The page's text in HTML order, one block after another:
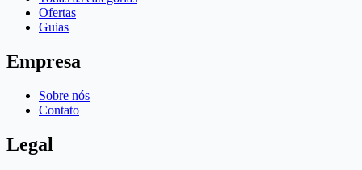
Ofertas
Guias
Empresa
Sobre nós
Contato
Legal